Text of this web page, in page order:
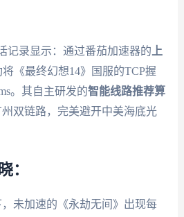
记录显示：通过番茄加速器的 上
《最终幻想14》国服的TCP握
。其自主研发的智能线路推荐算
双链路，完美避开中美海底光
：
未加速的《永劫无间》出现每